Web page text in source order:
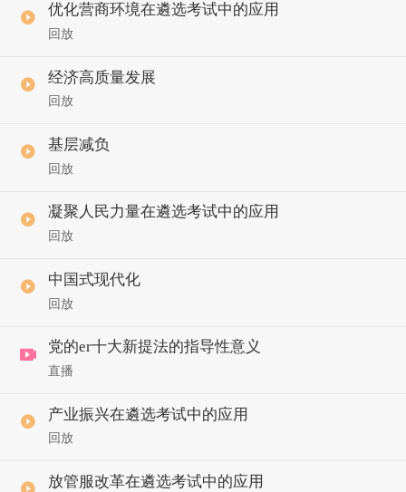
优化营商环境在遴选考试中的应用
回放
经济高质量发展
回放
基层减负
回放
凝聚人民力量在遴选考试中的应用
回放
中国式现代化
回放
党的er十大新提法的指导性意义
直播
产业振兴在遴选考试中的应用
回放
放管服改革在遴选考试中的应用